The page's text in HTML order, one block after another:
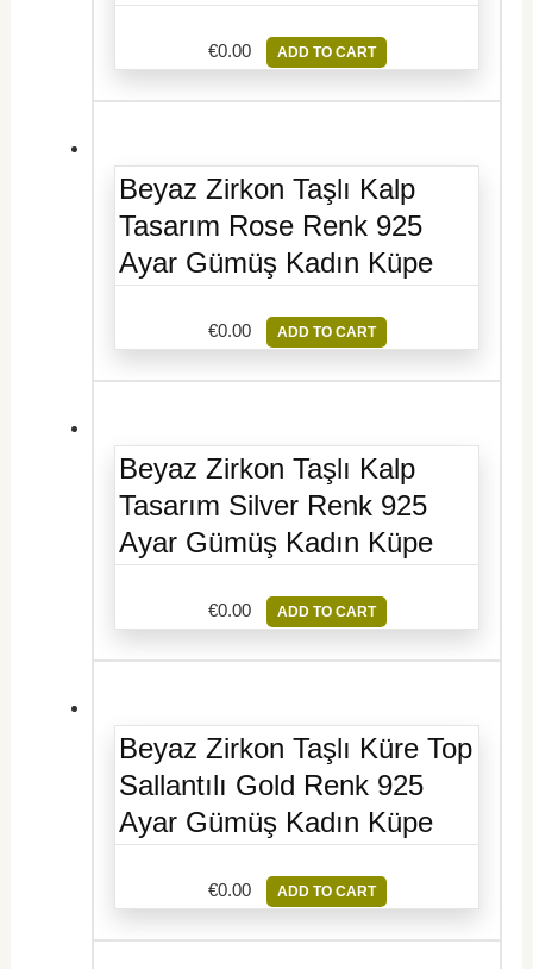
€0.00 ADD TO CART
Beyaz Zirkon Taşlı Kalp
Tasarım Rose Renk 925
Ayar Gümüş Kadın Küpe
€0.00 ADD TO CART
Beyaz Zirkon Taşlı Kalp
Tasarım Silver Renk 925
Ayar Gümüş Kadın Küpe
€0.00 ADD TO CART
Beyaz Zirkon Taşlı Küre Top
Sallantılı Gold Renk 925
Ayar Gümüş Kadın Küpe
€0.00 ADD TO CART